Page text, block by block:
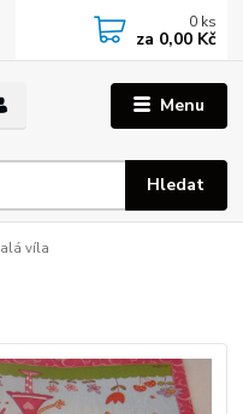
Menu
Hledat
0 ks
za 0,00 Kč
víla